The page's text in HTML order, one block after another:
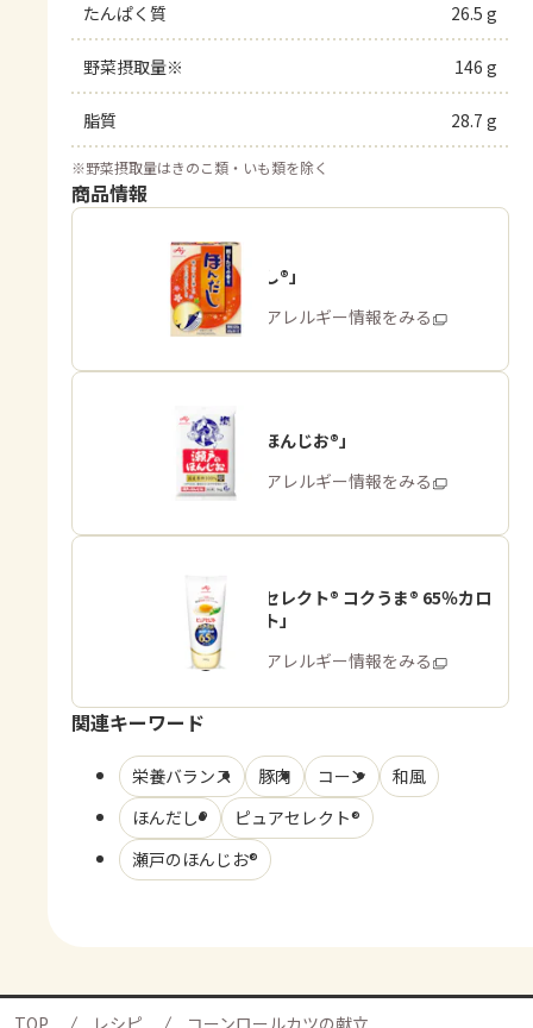
たんぱく質 26.5 g
野菜摂取量※ 146 g
脂質 28.7 g
※野菜摂取量はきのこ類・いも類を除く
商品情報
「ほんだし®」
商品・アレルギー情報をみる
「瀬戸のほんじお®」
商品・アレルギー情報をみる
「ピュアセレクト® コクうま® 65％カロ
リーカット」
商品・アレルギー情報をみる
関連キーワード
栄養バランス 豚肉 コーン
和風
ほんだし®
ピュアセレクト®
瀬戸のほんじお®